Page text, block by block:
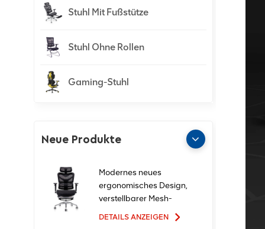
Stuhl Mit Fußstütze
Stuhl Ohne Rollen
Gaming-Stuhl
Neue Produkte
Modernes neues
ergonomisches Design,
verstellbarer Mesh-
DETAILS ANZEIGEN